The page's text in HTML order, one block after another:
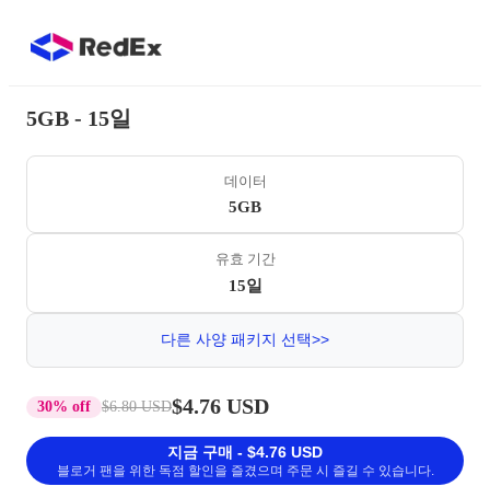
5GB - 15일
데이터
5GB
유효 기간
15일
다른 사양 패키지 선택>>
30% off $6.80 USD$4.76 USD
지금 구매 - $4.76 USD
블로거 팬을 위한 독점 할인을 즐겼으며 주문 시 즐길 수 있습니다.